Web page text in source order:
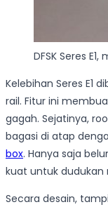
DFSK Seres
Kelebihan Seres E1
rail. Fitur ini
gagah. Sejatinya,
bagasi di atap
box. Hanya saja
kuat untuk dudukan
Secara desain,